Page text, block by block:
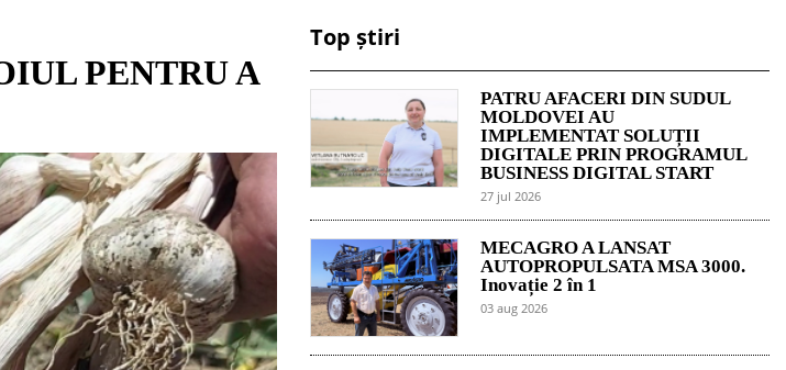
PENTRU A
Top știri
PATRU AFACERI DIN SUDUL
MOLDOVEI AU
IMPLEMENTAT SOLUȚII
DIGITALE PRIN PROGRAMUL
BUSINESS DIGITAL START
27 jul 2026
MECAGRO A LANSAT
AUTOPROPULSATA MSA 3000.
Inovație 2 în 1
03 aug 2026